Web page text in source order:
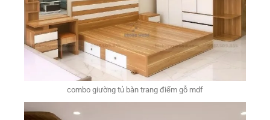
combo giường tủ bàn trang điểm gỗ mdf